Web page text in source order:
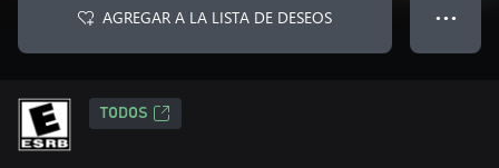
AGREGAR A LA LISTA DE DESEOS ● ● ●
TODOS